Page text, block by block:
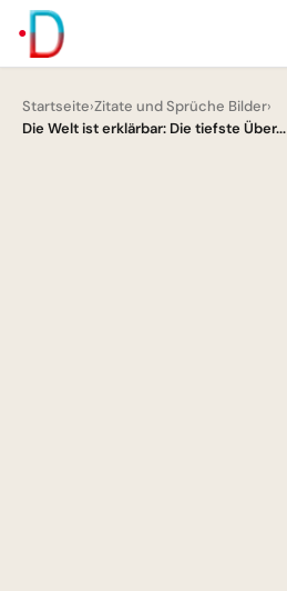
Startseite›Zitate und Sprüche Bilder›
Die Welt ist erklärbar: Die tiefste Über...